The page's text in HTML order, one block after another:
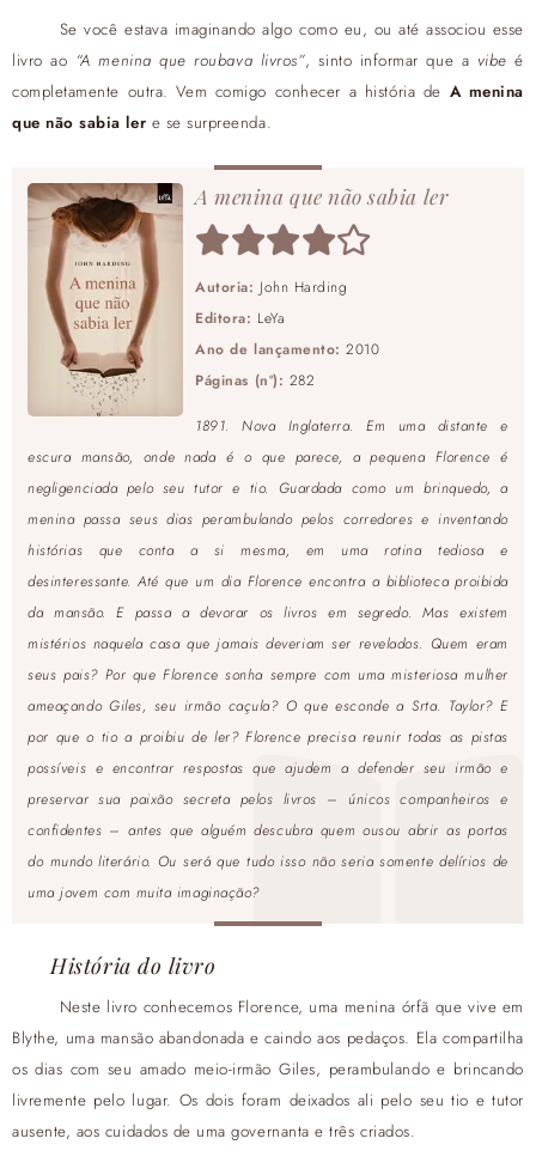
Se você estava imaginando algo como eu, ou até associou esse
livro ao “A menina que roubava livros”, sinto informar que a vibe é
completamente outra. Vem comigo conhecer a história de A menina
que não sabia ler e se surpreenda.
A menina que não sabia ler
Autoria: John Harding
Editora: LeYa
Ano de lançamento: 2010
Páginas (nº): 282
1891. Nova Inglaterra. Em uma distante e
escura mansão, onde nada é o que parece, a pequena Florence é
negligenciada pelo seu tutor e tio. Guardada como um brinquedo, a
menina passa seus dias perambulando pelos corredores e inventando
histórias que conta a si mesma, em uma rotina tediosa e
desinteressante. Até que um dia Florence encontra a biblioteca proibida
da mansão. E passa a devorar os livros em segredo. Mas existem
mistérios naquela casa que jamais deveriam ser revelados. Quem eram
seus pais? Por que Florence sonha sempre com uma misteriosa mulher
ameaçando Giles, seu irmão caçula? O que esconde a Srta. Taylor? E
por que o tio a proibiu de ler? Florence precisa reunir todas as pistas
possíveis e encontrar respostas que ajudem a defender seu irmão e
preservar sua paixão secreta pelos livros – únicos companheiros e
confidentes – antes que alguém descubra quem ousou abrir as portas
do mundo literário. Ou será que tudo isso não seria somente delírios de
uma jovem com muita imaginação?
História do livro
Neste livro conhecemos Florence, uma menina órfã que vive em
Blythe, uma mansão abandonada e caindo aos pedaços. Ela compartilha
os dias com seu amado meio-irmão Giles, perambulando e brincando
livremente pelo lugar. Os dois foram deixados ali pelo seu tio e tutor
ausente, aos cuidados de uma governanta e três criados.